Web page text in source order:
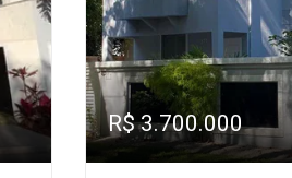
R$ 3.700.000